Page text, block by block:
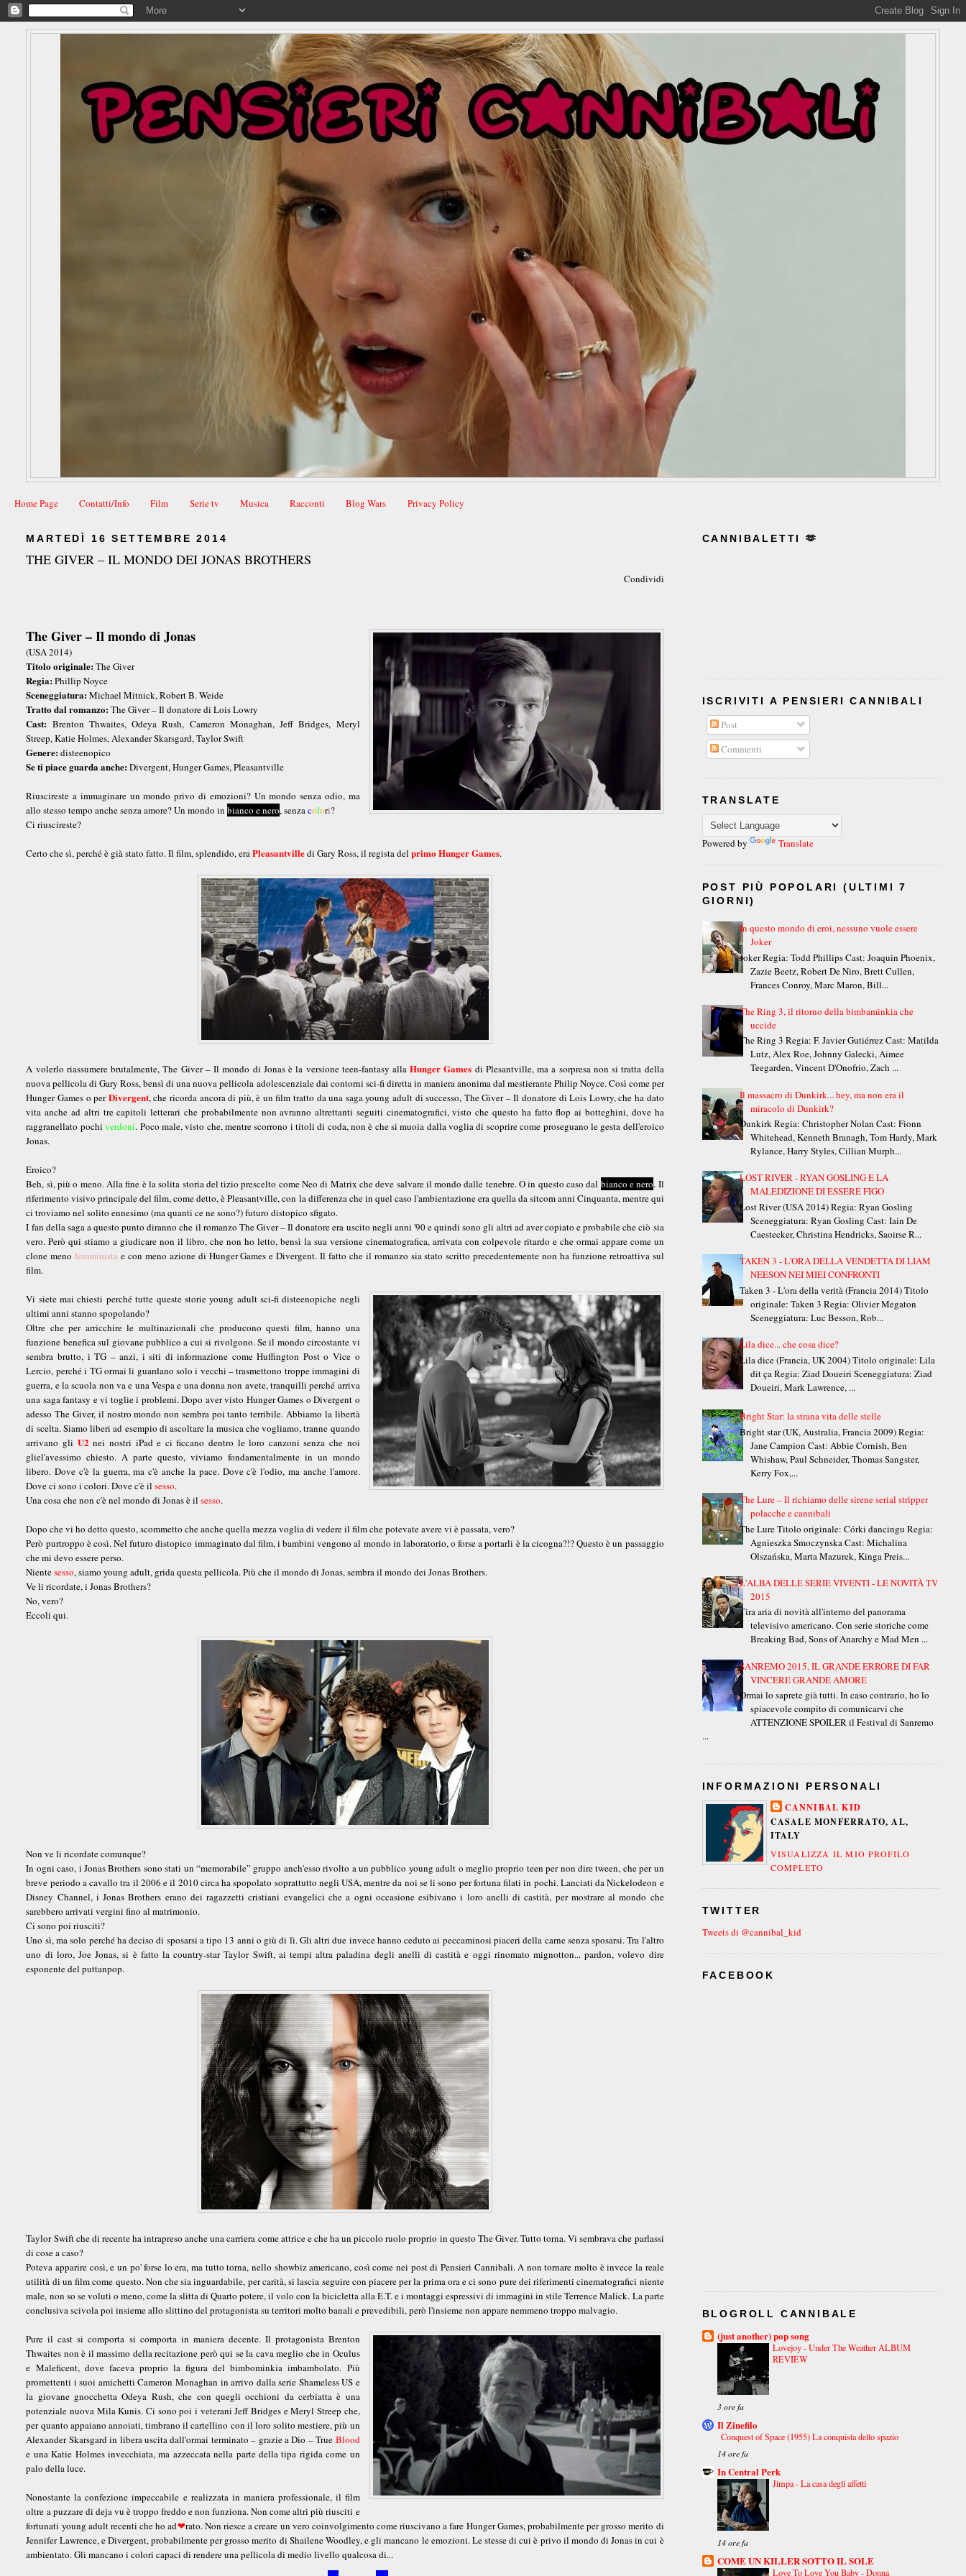
Home Page Contatti/Info Film Serie tv Musica Racconti Blog Wars Privacy Policy
MARTEDÌ 16 SETTEMBRE 2014
THE GIVER – IL MONDO DEI JONAS BROTHERS
Condividi
The Giver – Il mondo di Jonas
(USA 2014)
Titolo originale:The Giver
Regia:Phillip Noyce
Sceneggiatura:Michael Mitnick, Robert B. Weide
Tratto dal romanzo:The Giver – Il donatore di Lois Lowry
Cast: Brenton Thwaites, Odeya Rush, Cameron Monaghan, Jeff Bridges, Meryl
Streep, Katie Holmes, Alexander Skarsgard, Taylor Swift
Genere:disteenopico
Se ti piace guarda anche:Divergent, Hunger Games, Pleasantville
Riuscireste a immaginare un mondo privo di emozioni? Un mondo senza odio, ma
allo stesso tempo anche senza amore? Un mondo inbianco e nero, senzacolori?
Ci riuscireste?
Certo che sì, perché è già stato fatto. Il film, splendido, eraPleasantvilledi Gary Ross, il regista delprimo Hunger Games.
A volerlo riassumere brutalmente, The Giver – Il mondo di Jonas è la versione teen-fantasy allaHunger Games di Plesantville, ma a sorpresa non si tratta della
nuova pellicola di Gary Ross, bensì di una nuova pellicola adolescenziale dai contorni sci-fi diretta in maniera anonima dal mestierante Philip Noyce. Così come per
Hunger Games o perDivergent, che ricorda ancora di più, è un film tratto da una saga young adult di successo, The Giver – Il donatore di Lois Lowry, che ha dato
vita anche ad altri tre capitoli letterari che probabilmente non avranno altrettanti seguiti cinematografici, visto che questo ha fatto flop ai botteghini, dove ha
raggranellato pochiverdoni. Poco male, visto che, mentre scorrono i titoli di coda, non è che si muoia dalla voglia di scoprire come proseguano le gesta dell'eroico
Jonas.
Eroico?
Beh, sì, più o meno. Alla fine è la solita storia del tizio prescelto come Neo di Matrix che deve salvare il mondo dalle tenebre. O in questo caso dal bianco e nero. Il
riferimento visivo principale del film, come detto, è Pleasantville, con la differenza che in quel caso l'ambientazione era quella da sitcom anni Cinquanta, mentre qui
ci troviamo nel solito ennesimo (ma quanti ce ne sono?) futuro distopico sfigato.
I fan della saga a questo punto diranno che il romanzo The Giver – Il donatore era uscito negli anni '90 e quindi sono gli altri ad aver copiato e probabile che ciò sia
vero. Però qui stiamo a giudicare non il libro, che non ho letto, bensì la sua versione cinematografica, arrivata con colpevole ritardo e che ormai appare come un
clone menofemminista e con meno azione di Hunger Games e Divergent. Il fatto che il romanzo sia stato scritto precedentemente non ha funzione retroattiva sul
film.
Vi siete mai chiesti perché tutte queste storie young adult sci-fi disteenopiche negli
ultimi anni stanno spopolando?
Oltre che per arricchire le multinazionali che producono questi film, hanno una
funzione benefica sul giovane pubblico a cui si rivolgono. Se il mondo circostante vi
sembra brutto, i TG – anzi, i siti di informazione come Huffington Post o Vice o
Lercio, perché i TG ormai li guardano solo i vecchi – trasmettono troppe immagini di
guerra, e la scuola non va e una Vespa e una donna non avete, tranquilli perché arriva
una saga fantasy e vi toglie i problemi. Dopo aver visto Hunger Games o Divergent o
adesso The Giver, il nostro mondo non sembra poi tanto terribile. Abbiamo la libertà
di scelta. Siamo liberi ad esempio di ascoltare la musica che vogliamo, tranne quando
arrivano gli U2 nei nostri iPad e ci ficcano dentro le loro canzoni senza che noi
gliel'avessimo chiesto. A parte questo, viviamo fondamentalmente in un mondo
libero. Dove c'è la guerra, ma c'è anche la pace. Dove c'è l'odio, ma anche l'amore.
Dove ci sono i colori. Dove c'è ilsesso.
Una cosa che non c'è nel mondo di Jonas è ilsesso.
Dopo che vi ho detto questo, scommetto che anche quella mezza voglia di vedere il film che potevate avere vi è passata, vero?
Però purtroppo è così. Nel futuro distopico immaginato dal film, i bambini vengono al mondo in laboratorio, o forse a portarli è la cicogna?!? Questo è un passaggio
che mi devo essere perso.
Nientesesso, siamo young adult, grida questa pellicola. Più che il mondo di Jonas, sembra il mondo dei Jonas Brothers.
Ve li ricordate, i Jonas Brothers?
No, vero?
Eccoli qui.
Non ve li ricordate comunque?
In ogni caso, i Jonas Brothers sono stati un “memorabile” gruppo anch'esso rivolto a un pubblico young adult o meglio proprio teen per non dire tween, che per un
breve periodo a cavallo tra il 2006 e il 2010 circa ha spopolato soprattutto negli USA, mentre da noi se li sono per fortuna filati in pochi. Lanciati da Nickelodeon e
Disney Channel, i Jonas Brothers erano dei ragazzetti cristiani evangelici che a ogni occasione esibivano i loro anelli di castità, per mostrare al mondo che
sarebbero arrivati vergini fino al matrimonio.
Ci sono poi riusciti?
Uno sì, ma solo perché ha deciso di sposarsi a tipo 13 anni o giù di lì. Gli altri due invece hanno ceduto ai peccaminosi piaceri della carne senza sposarsi. Tra l'altro
uno di loro, Joe Jonas, si è fatto la country-star Taylor Swift, ai tempi altra paladina degli anelli di castità e oggi rinomato mignotton... pardon, volevo dire
esponente del puttanpop.
Taylor Swift che di recente ha intrapreso anche una carriera come attrice e che ha un piccolo ruolo proprio in questo The Giver. Tutto torna. Vi sembrava che parlassi
di cose a caso?
Poteva apparire così, e un po' forse lo era, ma tutto torna, nello showbiz americano, così come nei post di Pensieri Cannibali. A non tornare molto è invece la reale
utilità di un film come questo. Non che sia inguardabile, per carità, si lascia seguire con piacere per la prima ora e ci sono pure dei riferimenti cinematografici niente
male, non so se voluti o meno, come la slitta di Quarto potere, il volo con la bicicletta alla E.T. e i montaggi espressivi di immagini in stile Terrence Malick. La parte
conclusiva scivola poi insieme allo slittino del protagonista su territori molto banali e prevedibili, però l'insieme non appare nemmeno troppo malvagio.
Pure il cast si comporta si comporta in maniera decente. Il protagonista Brenton
Thwaites non è il massimo della recitazione però qui se la cava meglio che in Oculus
e Maleficent, dove faceva proprio la figura del bimbominkia imbambolato. Più
promettenti i suoi amichetti Cameron Monaghan in arrivo dalla serie Shameless US e
la giovane gnocchetta Odeya Rush, che con quegli occhioni da cerbiatta è una
potenziale nuova Mila Kunis. Ci sono poi i veterani Jeff Bridges e Meryl Streep che,
per quanto appaiano annoiati, timbrano il cartellino con il loro solito mestiere, più un
Alexander Skarsgard in libera uscita dall'ormai terminato – grazie a Dio – True Blood
e una Katie Holmes invecchiata, ma azzeccata nella parte della tipa rigida come un
palo della luce.
Nonostante la confezione impeccabile e realizzata in maniera professionale, il film
oltre a puzzare di deja vu è troppo freddo e non funziona. Non come altri più riusciti e
fortunati young adult recenti che ho ad❤rato. Non riesce a creare un vero coinvolgimento come riuscivano a fare Hunger Games, probabilmente per grosso merito di
Jennifer Lawrence, e Divergent, probabilmente per grosso merito di Shailene Woodley, e gli mancano le emozioni. Le stesse di cui è privo il mondo di Jonas in cui è
ambientato. Gli mancano i colori capaci di rendere una pellicola di medio livello qualcosa di...
CANNIBALETTI 🫶
ISCRIVITI A PENSIERI CANNIBALI
Post
Commenti
TRANSLATE
Powered by Translate
POST PIÙ POPOLARI (ULTIMI 7
GIORNI)
In questo mondo di eroi, nessuno vuole essere
Joker
Joker Regia: Todd Phillips Cast: Joaquin Phoenix,
Zazie Beetz, Robert De Niro, Brett Cullen,
Frances Conroy, Marc Maron, Bill...
The Ring 3, il ritorno della bimbaminkia che
uccide
The Ring 3 Regia: F. Javier Gutiérrez Cast: Matilda
Lutz, Alex Roe, Johnny Galecki, Aimee
Teegarden, Vincent D'Onofrio, Zach ...
Il massacro di Dunkirk... hey, ma non era il
miracolo di Dunkirk?
Dunkirk Regia: Christopher Nolan Cast: Fionn
Whitehead, Kenneth Branagh, Tom Hardy, Mark
Rylance, Harry Styles, Cillian Murph...
LOST RIVER - RYAN GOSLING E LA
MALEDIZIONE DI ESSERE FIGO
Lost River (USA 2014) Regia: Ryan Gosling
Sceneggiatura: Ryan Gosling Cast: Iain De
Caestecker, Christina Hendricks, Saoirse R...
TAKEN 3 - L'ORA DELLA VENDETTA DI LIAM
NEESON NEI MIEI CONFRONTI
Taken 3 - L'ora della verità (Francia 2014) Titolo
originale: Taken 3 Regia: Olivier Megaton
Sceneggiatura: Luc Besson, Rob...
Lila dice... che cosa dice?
Lila dice (Francia, UK 2004) Titolo originale: Lila
dit ça Regia: Ziad Doueiri Sceneggiatura: Ziad
Doueiri, Mark Lawrence, ...
Bright Star: la strana vita delle stelle
Bright star (UK, Australia, Francia 2009) Regia:
Jane Campion Cast: Abbie Cornish, Ben
Whishaw, Paul Schneider, Thomas Sangster,
Kerry Fox,...
The Lure – Il richiamo delle sirene serial stripper
polacche e cannibali
The Lure Titolo originale: Córki dancingu Regia:
Agnieszka Smoczynska Cast: Michalina
Olszańska, Marta Mazurek, Kinga Preis...
L'ALBA DELLE SERIE VIVENTI - LE NOVITÀ TV
2015
Tira aria di novità all'interno del panorama
televisivo americano. Con serie storiche come
Breaking Bad, Sons of Anarchy e Mad Men ...
SANREMO 2015, IL GRANDE ERRORE DI FAR
VINCERE GRANDE AMORE
Ormai lo saprete già tutti. In caso contrario, ho lo
spiacevole compito di comunicarvi che
ATTENZIONE SPOILER il Festival di Sanremo
...
INFORMAZIONI PERSONALI
CANNIBAL KID
CASALE MONFERRATO, AL,
ITALY
VISUALIZZA IL MIO PROFILO
COMPLETO
TWITTER
Tweets di @cannibal_kid
FACEBOOK
BLOGROLL CANNIBALE
(just another) pop song
Lovejoy - Under The Weather ALBUM
REVIEW
3 ore fa
Il Zinefilo
Conquest of Space (1955) La conquista dello spazio
14 ore fa
In Central Perk
Jimpa - La casa degli affetti
14 ore fa
COME UN KILLER SOTTO IL SOLE
Love To Love You Baby - Donna